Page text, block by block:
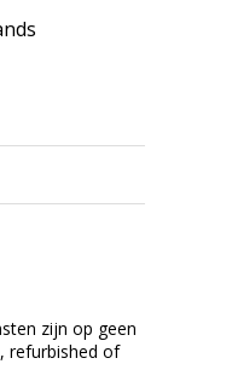
zijn op geen
refurbished of